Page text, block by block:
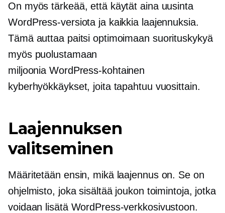
On myös tärkeää, että käytät aina uusinta
WordPress-versiota ja kaikkia laajennuksia.
Tämä auttaa paitsi optimoimaan suorituskykyä
myös puolustamaan
miljooniaWordPress-kohtainen
kyberhyökkäykset, joita tapahtuu vuosittain.
Laajennuksen
valitseminen
Määritetään ensin, mikä laajennus on. Se on
ohjelmisto, joka sisältää joukon toimintoja, jotka
voidaan lisätä WordPress-verkkosivustoon.